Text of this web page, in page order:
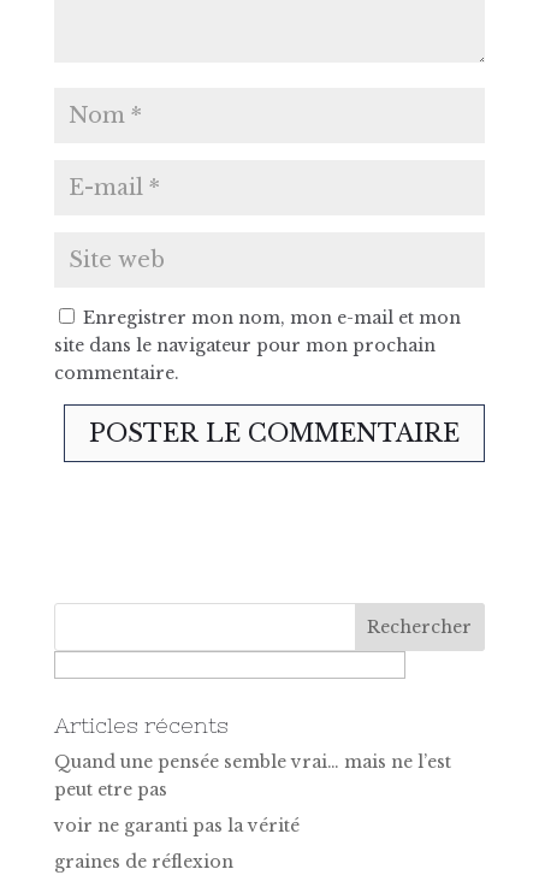
Enregistrer mon nom, mon e-mail et mon
site dans le navigateur pour mon prochain
commentaire.
Articles récents
Quand une pensée semble vrai… mais ne l’est
peut etre pas
voir ne garanti pas la vérité
graines de réflexion